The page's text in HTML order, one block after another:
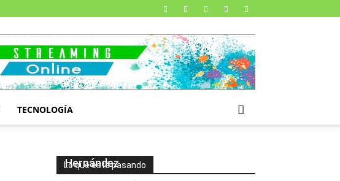
TECNOLOGÍA
Lo que está pasando
Hernández
-